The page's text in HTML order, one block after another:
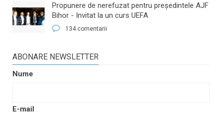
​Propunere de nerefuzat pentru preşedintele AJF
Bihor - Invitat la un curs UEFA
134 comentarii
ABONARE NEWSLETTER
Nume
E-mail